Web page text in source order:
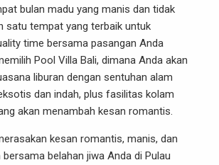
bulan madu yang manis dan tidak
satu tempat yang terbaik untuk
time bersama pasangan Anda
Pool Villa Bali, dimana Anda akan
liburan dengan sentuhan alam
dan indah, plus fasilitas kolam
akan menambah kesan romantis.
kesan romantis, manis, dan
belahan jiwa Anda di Pulau